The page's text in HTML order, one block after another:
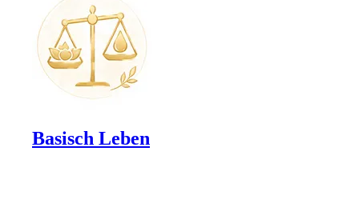
Basisch Leben